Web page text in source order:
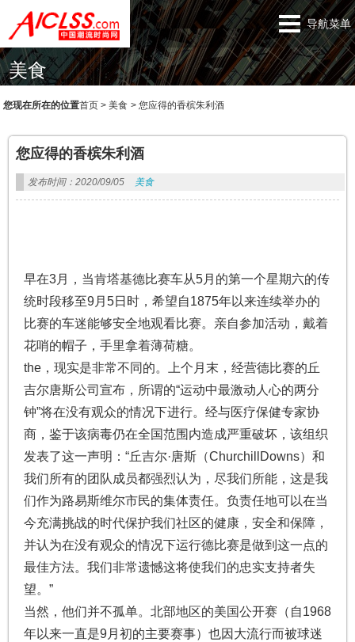
导航菜单
美食
您现在所在的位置首页 >美食 >您应得的香槟朱利酒
您应得的香槟朱利酒
发布时间：2020/09/05 美食
早在3月，当肯塔基德比赛车从5月的第一个星期六的传
统时段移至9月5日时，希望自1875年以来连续举办的
比赛的车迷能够安全地观看比赛。亲自参加活动，戴着
花哨的帽子，手里拿着薄荷糖。
the，现实是非常不同的。上个月末，经营德比赛的丘
吉尔唐斯公司宣布，所谓的“运动中最激动人心的两分
钟”将在没有观众的情况下进行。经与医疗保健专家协
商，鉴于该病毒仍在全国范围内造成严重破坏，该组织
发表了这一声明：“丘吉尔·唐斯（ChurchillDowns）和
我们所有的团队成员都强烈认为，尽我们所能，这是我
们作为路易斯维尔市民的集体责任。负责任地可以在当
今充满挑战的时代保护我们社区的健康，安全和保障，
并认为在没有观众的情况下运行德比赛是做到这一点的
最佳方法。我们非常遗憾这将使我们的忠实支持者失
望。”
当然，他们并不孤单。北部地区的美国公开赛（自1968
年以来一直是9月初的主要赛事）也因大流行而被球迷